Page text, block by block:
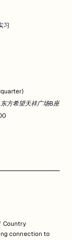
习
方希望天祥广场B座
Country
connection to